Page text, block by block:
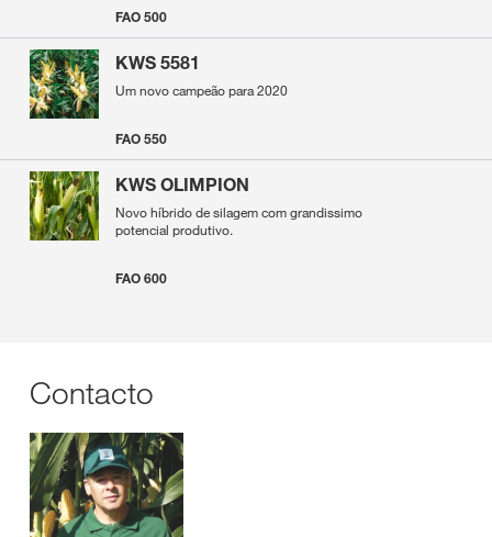
FAO 500
KWS 5581
Um novo campeão para 2020
FAO 550
KWS OLIMPION
Novo híbrido de silagem com grandissimo
potencial produtivo.
FAO 600
Contacto